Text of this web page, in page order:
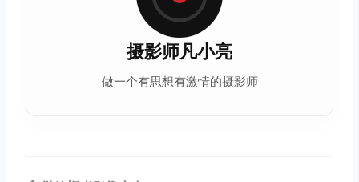
摄影师凡小亮
做一个有思想有激情的摄影师